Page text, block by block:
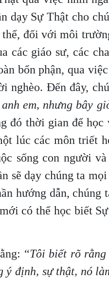
dạy Sự Thật cho
thể, đối với môi
các giáo sư, các
bổn phận, qua
nghèo. Đến đây,
em, nhưng bây
đó thời gian để học
lúc các môn triết
sống con người và
sẽ dạy chúng ta mọi
hướng dẫn, chúng
có thể học biết
“Tôi biết rõ rằng
ý định, sự thật, nó